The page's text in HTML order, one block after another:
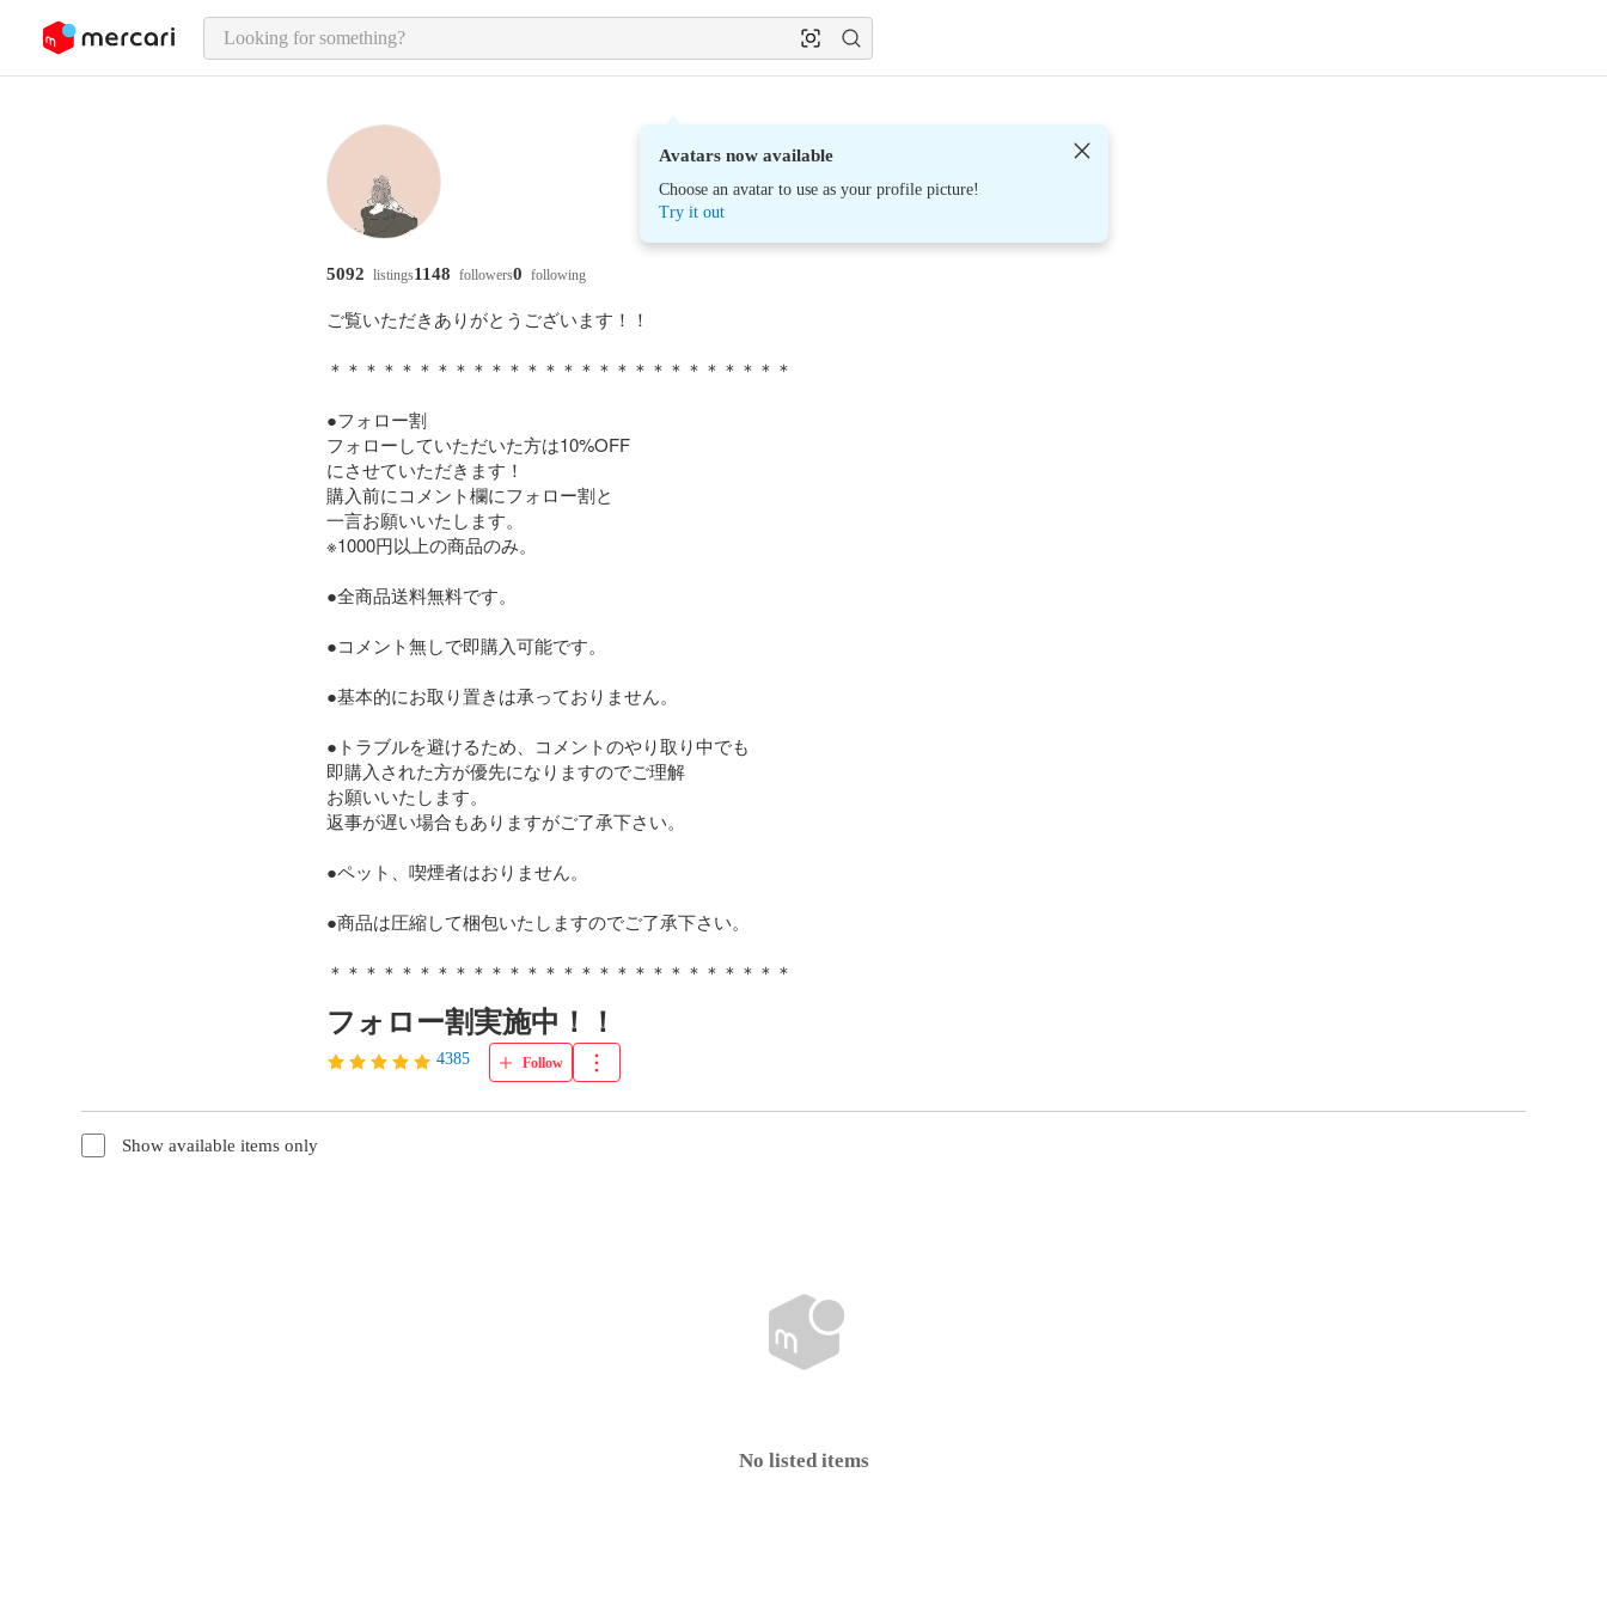
page content
Avatars now available
Choose an avatar to use as your profile picture!
Try it out
フォロー割実施中！！
4385 Follow
5092 listings1148 followers0 following
ご覧いただきありがとうございます！！
＊＊＊＊＊＊＊＊＊＊＊＊＊＊＊＊＊＊＊＊＊＊＊＊＊＊
●フォロー割
フォローしていただいた方は10%OFF
にさせていただきます！
購入前にコメント欄にフォロー割と
一言お願いいたします。
※1000円以上の商品のみ。
●全商品送料無料です。
●コメント無しで即購入可能です。
●基本的にお取り置きは承っておりません。
●トラブルを避けるため、コメントのやり取り中でも
即購入された方が優先になりますのでご理解
お願いいたします。
返事が遅い場合もありますがご了承下さい。
●ペット、喫煙者はおりません。
●商品は圧縮して梱包いたしますのでご了承下さい。
＊＊＊＊＊＊＊＊＊＊＊＊＊＊＊＊＊＊＊＊＊＊＊＊＊＊
Show available items only
No listed items